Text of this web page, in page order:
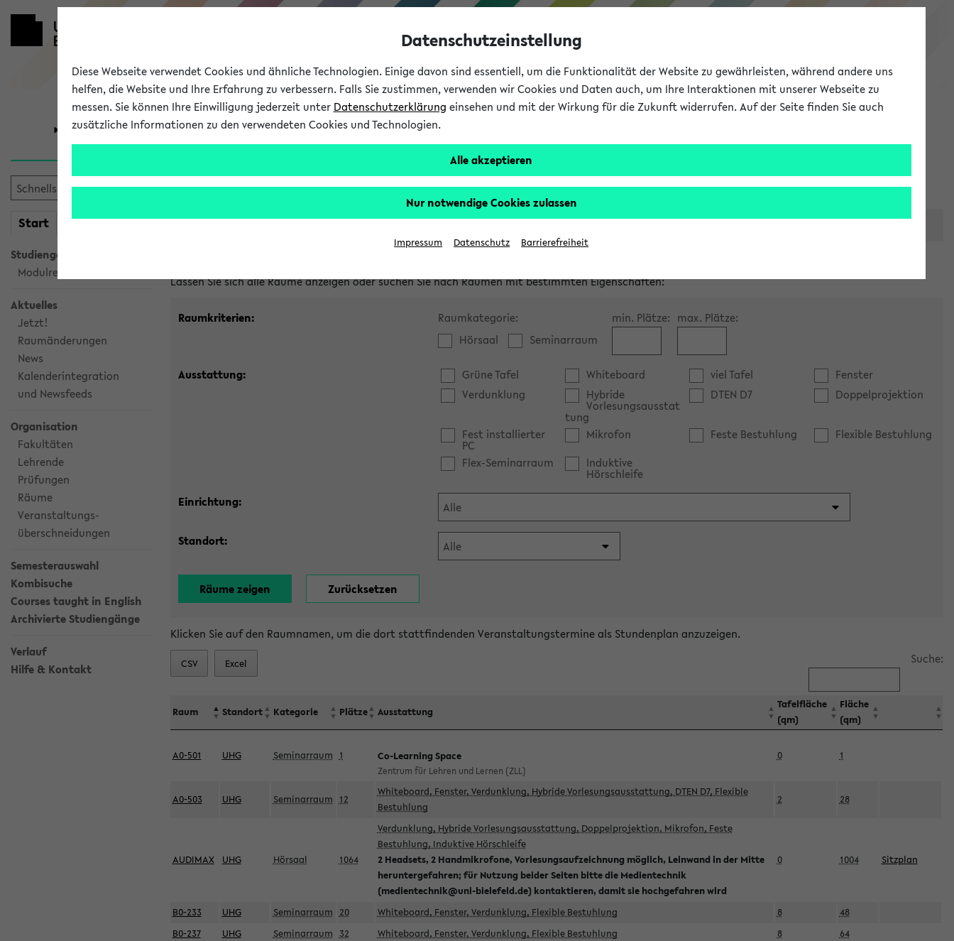
eKVV
Universität Forschung Studium
Start meineKVV
Studiengangsauswahl
Modulrecherche
Aktuelles
Jetzt!
Raumänderungen
News
Kalenderintegration
und Newsfeeds
Organisation
Fakultäten
Lehrende
Prüfungen
Räume
Veranstaltungs-
überschneidungen
Semesterauswahl
Kombisuche
Courses taught in English
Archivierte Studiengänge
Verlauf
Hilfe & Kontakt
Im eKVV verwaltete Räume
Lassen Sie sich alle Räume anzeigen oder suchen Sie nach Räumen mit bestimmten Eigenschaften:
Raumkriterien:
Raumkategorie:
Hörsaal
Seminarraum
min. Plätze: max. Plätze:
Ausstattung: Grüne Tafel Whiteboard viel Tafel
Fenster
Verdunklung
Hybride
Vorlesungsausstat
tung
DTEN D7 Doppelprojektion
Fest installierter
PC
Mikrofon Feste Bestuhlung
Flexible Bestuhlung
Flex-Seminarraum
Induktive
Hörschleife
Einrichtung:
Standort:
Klicken Sie auf den Raumnamen, um die dort stattfindenden Veranstaltungstermine als Stundenplan anzuzeigen.
CSV Excel Suche:
Raum Standort Kategorie Plätze Ausstattung
Tafelfläche
(qm)
Fläche
(qm)
A0-501 UHG Seminarraum 1 Co-Learning Space
Zentrum für Lehren und Lernen (ZLL)
0 1
A0-503 UHG Seminarraum 12
Whiteboard, Fenster, Verdunklung, Hybride Vorlesungsausstattung, DTEN D7, Flexible
Bestuhlung
2 28
AUDIMAX UHG Hörsaal 1064
Verdunklung, Hybride Vorlesungsausstattung, Doppelprojektion, Mikrofon, Feste
Bestuhlung, Induktive Hörschleife
2 Headsets, 2 Handmikrofone, Vorlesungsaufzeichnung möglich, Leinwand in der Mitte
heruntergefahren; für Nutzung beider Seiten bitte die Medientechnik
(medientechnik@uni-bielefeld.de) kontaktieren, damit sie hochgefahren wird
0 1004 Sitzplan
B0-233 UHG Seminarraum 20 Whiteboard, Fenster, Verdunklung, Flexible Bestuhlung 8
48
B0-237
UHG Seminarraum 32 Whiteboard, Fenster, Verdunklung, Flexible Bestuhlung 8 64
Datenschutzeinstellung
Diese Webseite verwendet Cookies und ähnliche Technologien. Einige davon sind essentiell, um die Funktionalität der Website zu gewährleisten, während andere uns
helfen, die Website und Ihre Erfahrung zu verbessern. Falls Sie zustimmen, verwenden wir Cookies und Daten auch, um Ihre Interaktionen mit unserer Webseite zu
messen. Sie können Ihre Einwilligung jederzeit unter Datenschutzerklärung einsehen und mit der Wirkung für die Zukunft widerrufen. Auf der Seite finden Sie auch
zusätzliche Informationen zu den verwendeten Cookies und Technologien.
Alle akzeptieren
Nur notwendige Cookies zulassen
Impressum Datenschutz Barrierefreiheit